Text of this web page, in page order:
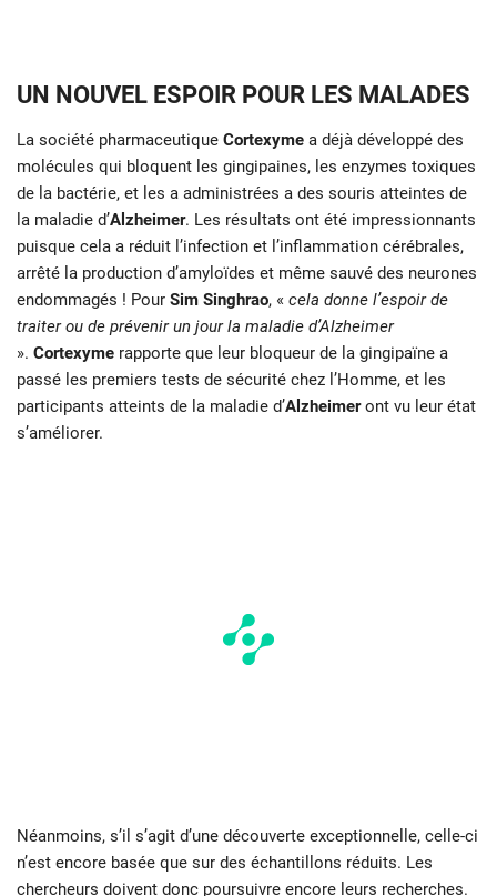
UN NOUVEL ESPOIR POUR LES MALADES
La société pharmaceutique Cortexyme a déjà développé des
molécules qui bloquent les gingipaines, les enzymes toxiques
de la bactérie, et les a administrées a des souris atteintes de
la maladie d’Alzheimer. Les résultats ont été impressionnants
puisque cela a réduit l’infection et l’inflammation cérébrales,
arrêté la production d’amyloïdes et même sauvé des neurones
endommagés ! Pour Sim Singhrao, « cela donne l’espoir de
traiter ou de prévenir un jour la maladie d’Alzheimer
». Cortexyme rapporte que leur bloqueur de la gingipaïne a
passé les premiers tests de sécurité chez l’Homme, et les
participants atteints de la maladie d’Alzheimeront vu leur état
s’améliorer.
Néanmoins, s’il s’agit d’une découverte exceptionnelle, celle-ci
n’est encore basée que sur des échantillons réduits. Les
chercheurs doivent donc poursuivre encore leurs recherches.